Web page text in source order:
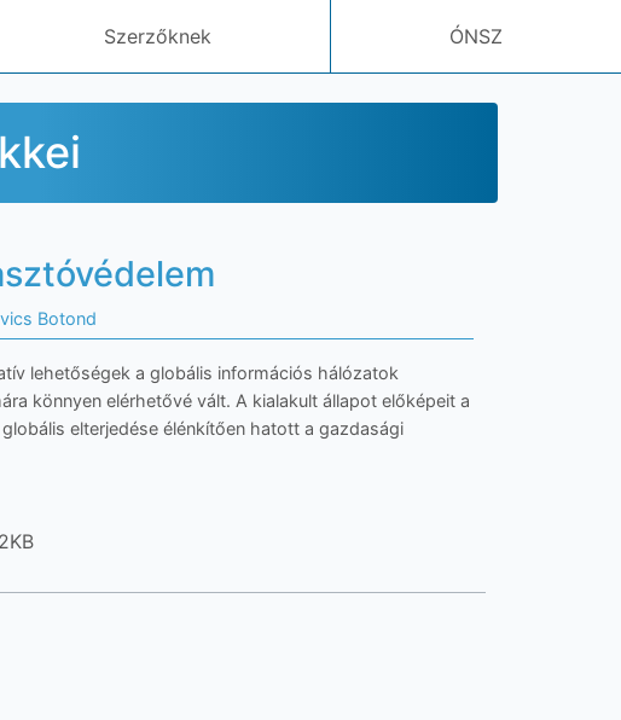
Szerzőknek ÓNSZ
Botond
lehetőségek a globális információs hálózatok
könnyen elérhetővé vált. A kialakult állapot előképeit a
elterjedése élénkítően hatott a gazdasági